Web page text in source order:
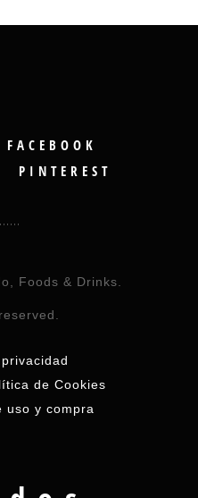
FACEBOOK
PINTEREST
Foods & Drinks.
de Cookies
uso y compra